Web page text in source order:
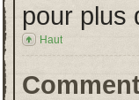
pour plus
Haut